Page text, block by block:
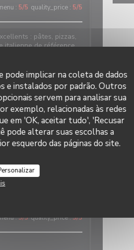
implicar na coleta de dados
e instalados por padrão. Outros
servem para analisar sua
exemplo, relacionadas às redes
em 'OK, aceitar tudo', 'Recusar
pode alterar suas escolhas a
esquerdo das páginas do site.
: 5/5 quality_price : 5/5
: pâtes, pizzas,
italienne de référence
:5/5 quality_price :5/5
quantité et prix très
bien mangé... Nous
:5/5 quality_price
:5/5 quality_price:5/5